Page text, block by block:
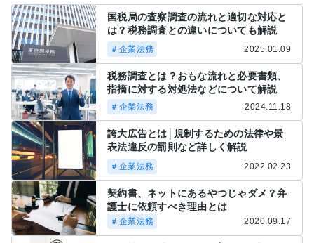
国税局の査察調査の流れと適切な対応と
は？税務調査との違いについても解説
＃企業法務 2025.01.09
税務調査とは？おもな流れと必要書類、
指摘に対する対処法などについて解説
＃企業法務 2024.11.18
誇大広告とは│規制するための法律や景
表法違反の罰則など詳しく解説
＃企業法務 2022.02.23
契約書、ネットにあるやつじゃダメ？弁
護士に依頼すべき理由とは
＃企業法務 2020.09.17